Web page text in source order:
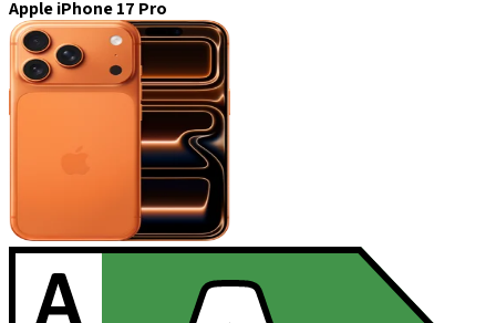
Apple iPhone 17 Pro